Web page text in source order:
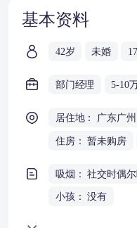
基本资料
42岁 未婚
部门经理 5-10
居住地： 广东广州
住房： 暂未购房
吸烟： 社交时偶
小孩： 没有